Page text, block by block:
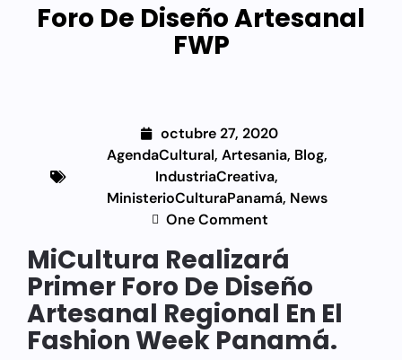
Foro De Diseño Artesanal
FWP
octubre 27, 2020
AgendaCultural, Artesania, Blog,
IndustriaCreativa,
MinisterioCulturaPanamá, News
One Comment
MiCultura Realizará
Primer Foro De Diseño
Artesanal Regional En El
Fashion Week Panamá.